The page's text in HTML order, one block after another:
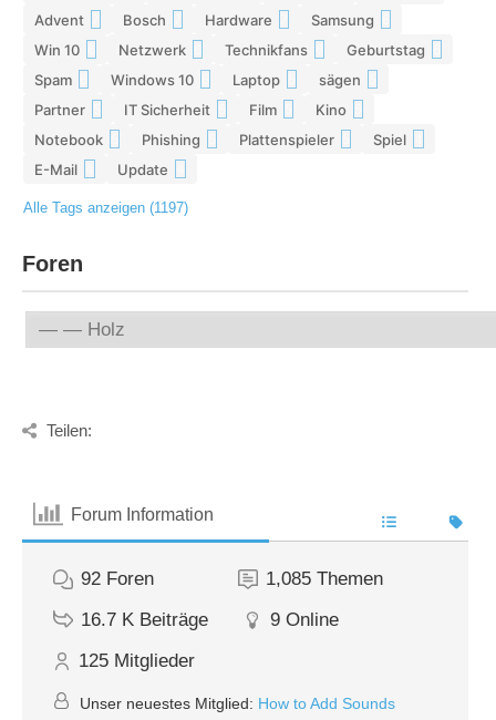
Advent Bosch Hardware Samsung
Win 10 Netzwerk Technikfans Geburtstag
Spam Windows 10 Laptop sägen
Partner IT Sicherheit Film Kino
Notebook Phishing Plattenspieler Spiel
E-Mail Update
Alle Tags anzeigen (1197)
Foren
Teilen:
Forum Information
92 Foren 1,085 Themen
16.7 K Beiträge 9 Online
125 Mitglieder
Unser neuestes Mitglied: How to Add Sounds